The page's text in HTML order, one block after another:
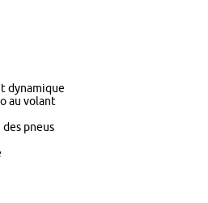
dynamique
au volant
pneus